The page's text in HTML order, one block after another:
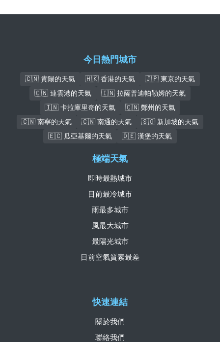
今日熱門城市
🇨🇳 貴陽的天氣 🇭🇰 香港的天氣
🇯🇵 東京的天氣
🇨🇳 連雲港的天氣
🇮🇳 拉薩普迪帕勒姆的天氣
🇮🇳 卡拉庫里奇的天氣
🇨🇳 鄭州的天氣
🇨🇳 南寧的天氣
🇨🇳 南通的天氣
🇸🇬 新加坡的天氣
🇪🇨 瓜亞基爾的天氣
🇩🇪 漢堡的天氣
快速連結
關於我們
聯絡我們
極端天氣
即時最熱城市
目前最冷城市
雨最多城市
風最大城市
最陽光城市
目前空氣質素最差